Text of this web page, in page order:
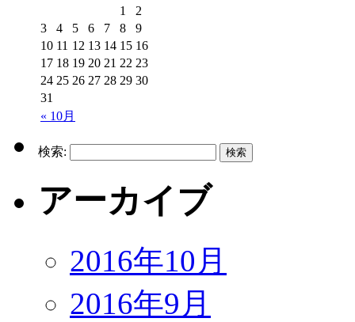
« 10月
1
2
3
4 5 6 7 8
9
10 11 12 13 14 15 16
17 18 19 20 21 22 23
24 25 26 27 28 29 30
31
検索:
アーカイブ
2016年10月
2016年9月